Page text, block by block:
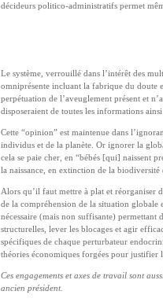
décideurs politico-administratifs permet
Le système, verrouillé dans l’intérêt des
omniprésente incluant la fabrique du doute
perpétuation de l’aveuglement présent et
disposeraient de toutes les informations
Cette “opinion” est maintenue dans
individus et de la planète. Or ignorer la
cela se paie cher, en “bébés [qui] naissent
la naissance, en extinction de la biodiversité
Alors qu’il faut mettre à plat et réorganiser
de la compréhension de la situation globale
nécessaire (mais non suffisante) permettant
structurelles, lever les blocages et agir
spécifiques de chaque perturbateur
théories économiques forgées pour justifier
Ces engagements et axes de travail sont
ancien président.